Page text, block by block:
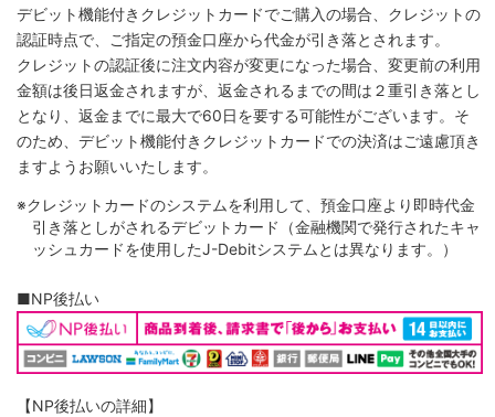
デビット機能付きクレジットカードでご購入の場合、クレジットの
認証時点で、ご指定の預金口座から代金が引き落とされます。
クレジットの認証後に注文内容が変更になった場合、変更前の利用
金額は後日返金されますが、返金されるまでの間は２重引き落とし
となり、返金までに最大で60日を要する可能性がございます。そ
のため、デビット機能付きクレジットカードでの決済はご遠慮頂き
ますようお願いいたします。
※クレジットカードのシステムを利用して、預金口座より即時代金
引き落としがされるデビットカード（金融機関で発行されたキャ
ッシュカードを使用したJ-Debitシステムとは異なります。）
■NP後払い
【NP後払いの詳細】